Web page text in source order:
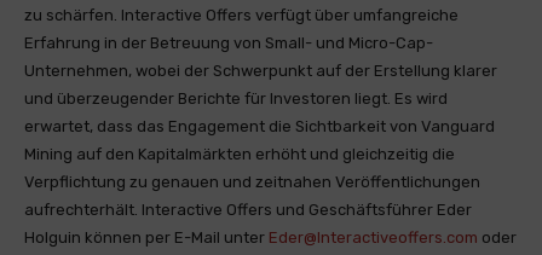
zu schärfen. Interactive Offers verfügt über umfangreiche
Erfahrung in der Betreuung von Small- und Micro-Cap-
Unternehmen, wobei der Schwerpunkt auf der Erstellung klarer
und überzeugender Berichte für Investoren liegt. Es wird
erwartet, dass das Engagement die Sichtbarkeit von Vanguard
Mining auf den Kapitalmärkten erhöht und gleichzeitig die
Verpflichtung zu genauen und zeitnahen Veröffentlichungen
aufrechterhält. Interactive Offers und Geschäftsführer Eder
Holguin können per E-Mail unter Eder@Interactiveoffers.com oder